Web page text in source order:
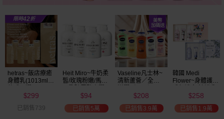
Vaseline凡士林~
清新蘆薈／全效
／密集保濕／淨
(725ml) 款式可選
$208
已銷售3.9萬
韓國 Medi
Flower~身體護理
300ml+乳液
300ml+護手霜
80g) 款式可選
$258
已銷售1.9萬
BALO~山羊奶全
身活膚保濕／玻
液(550ml) 款式可
選
$91
已銷售2萬
NIVEA妮維雅~亮
白極致嫩膚乳液
$299
已銷售1.5萬